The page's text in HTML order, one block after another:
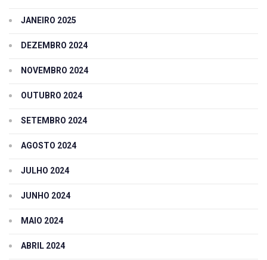
JANEIRO 2025
DEZEMBRO 2024
NOVEMBRO 2024
OUTUBRO 2024
SETEMBRO 2024
AGOSTO 2024
JULHO 2024
JUNHO 2024
MAIO 2024
ABRIL 2024